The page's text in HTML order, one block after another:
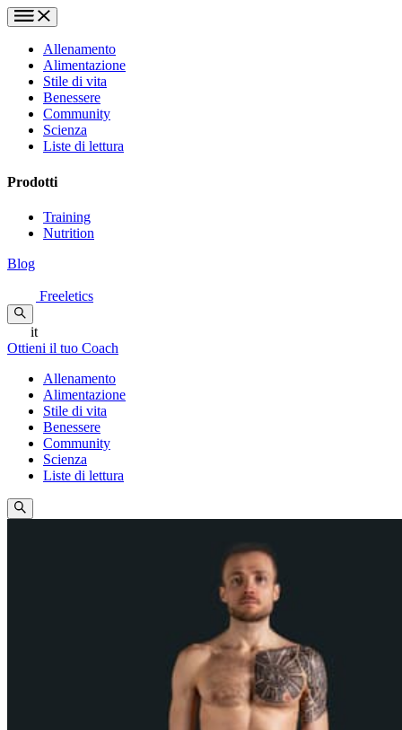
Allenamento
Alimentazione
Stile di vita
Benessere
Community
Scienza
Liste di lettura
Prodotti
Training
Nutrition
Blog
Freeletics
it
Ottieni il tuo Coach
Allenamento
Alimentazione
Stile di vita
Benessere
Community
Scienza
Liste di lettura